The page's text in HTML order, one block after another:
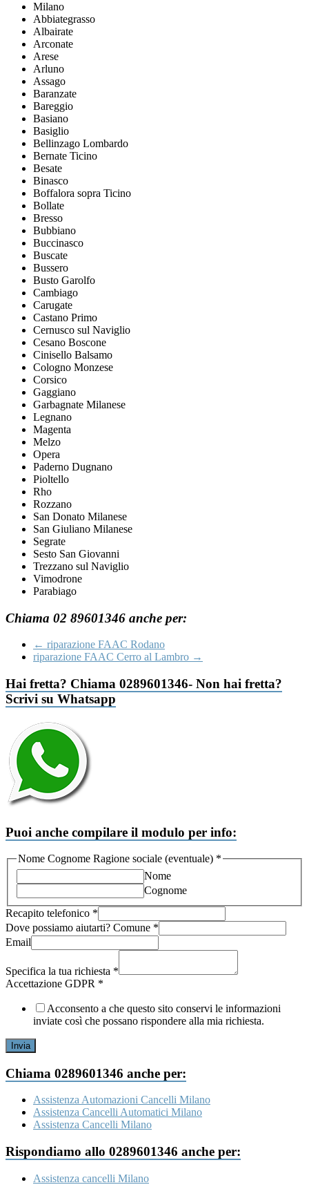
Milano
Abbiategrasso
Albairate
Arconate
Arese
Arluno
Assago
Baranzate
Bareggio
Basiano
Basiglio
Bellinzago Lombardo
Bernate Ticino
Besate
Binasco
Boffalora sopra Ticino
Bollate
Bresso
Bubbiano
Buccinasco
Buscate
Bussero
Busto Garolfo
Cambiago
Carugate
Castano Primo
Cernusco sul Naviglio
Cesano Boscone
Cinisello Balsamo
Cologno Monzese
Corsico
Gaggiano
Garbagnate Milanese
Legnano
Magenta
Melzo
Opera
Paderno Dugnano
Pioltello
Rho
Rozzano
San Donato Milanese
San Giuliano Milanese
Segrate
Sesto San Giovanni
Trezzano sul Naviglio
Vimodrone
Parabiago
Chiama 02 89601346 anche per:
← riparazione FAAC Rodano
riparazione FAAC Cerro al Lambro →
Hai fretta? Chiama 0289601346- Non hai fretta?
Scrivi su Whatsapp
Puoi anche compilare il modulo per info:
Nome Cognome Ragione sociale (eventuale) *
Nome
Cognome
Recapito telefonico *
Dove possiamo aiutarti? Comune *
Email
richiesta
aiutarti?
Specifica la tua richiesta *
Accettazione GDPR *
Acconsento a che questo sito conservi le informazioni
inviate così che possano rispondere alla mia richiesta.
Invia
Chiama 0289601346 anche per:
Assistenza Automazioni Cancelli Milano
Assistenza Cancelli Automatici Milano
Assistenza Cancelli Milano
Rispondiamo allo 0289601346 anche per:
Assistenza cancelli Milano